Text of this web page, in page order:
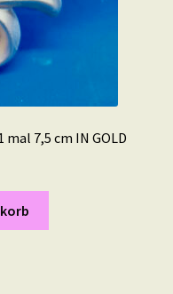
7,5 cm IN GOLD